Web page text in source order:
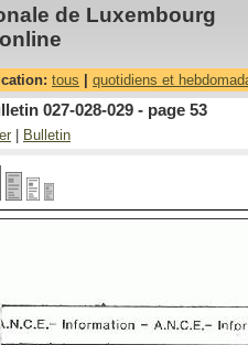
de Luxembourg
tous quotidiens et
027-028-029 - page 53
Bulletin